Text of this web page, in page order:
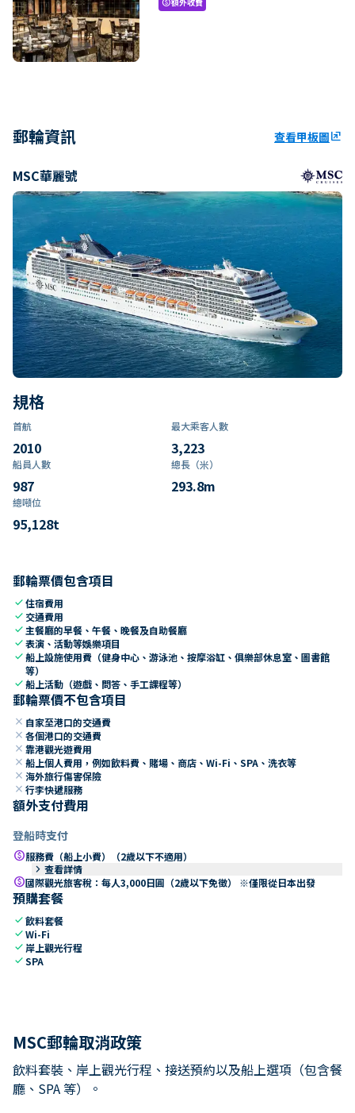
paid
郵輪資訊 查看甲板圖ungroup
MSC華麗號
規格
首航
2010
最大乘客人數
3,223
船員人數
987
總長（米）
293.8m
總噸位
95,128t
郵輪票價包含項目
check住宿費用
check 交通費用
check 主餐廳的早餐、午餐、晚餐及自助餐廳
check表演、活動等娛樂項目
check船上設施使用費（健身中心、游泳池、按摩浴缸、俱樂部休息室、圖書館
等）
check船上活動（遊戲、問答、手工課程等）
郵輪票價不包含項目
close 自家至港口的交通費
close 各個港口的交通費
close 靠港觀光遊費用
close 船上個人費用，例如飲料費、賭場、商店、Wi-Fi、SPA、洗衣等
close 海外旅行傷害保險
close 行李快遞服務
額外支付費用
登船時支付
paid服務費（船上小費）（2歲以下不適用）
keyboard_arrow_right 查看詳情
paid國際觀光旅客稅：每人3,000日圓（2歲以下免徵） ※僅限從日本出發
預購套餐
check飲料套餐
checkWi-Fi
check 岸上觀光行程
checkSPA
MSC郵輪取消政策
飲料套裝、岸上觀光行程、接送預約以及船上選項（包含餐
廳、SPA 等）。